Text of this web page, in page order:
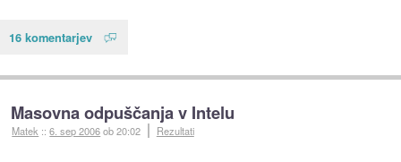
16 komentarjev
Masovna odpuščanja v Intelu
Matek ::6. sep 2006ob 20:02 Rezultati